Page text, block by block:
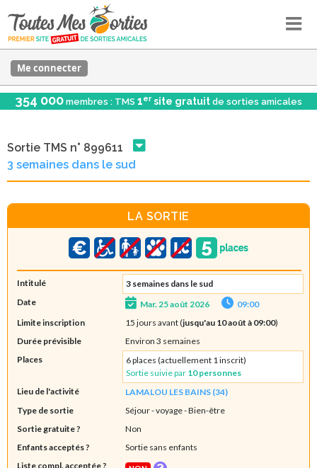
Me connecter
354 000 membres : TMS 1er site gratuit de sorties amicales
Sortie TMS n° 899611
3 semaines dans le sud
LA SORTIE
Intitulé
3 semaines dans le sud
Date
Mar. 25 août 2026
09:00
Limite inscription
15 jours avant (jusqu'au 10 août à 09:00)
Durée prévisible
Environ 3 semaines
Places
6 places (actuellement 1 inscrit)
Sortie suivie par 10 personnes
Lieu de l'activité
LAMALOU LES BAINS (34)
Type de sortie
Séjour - voyage- Bien-être
Sortie gratuite ?
Non
Enfants acceptés ?
Sortie sans enfants
Liste compl. acceptée ?